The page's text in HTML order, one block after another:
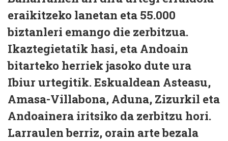
eraikitzeko lanetan eta 55.000
biztanleri emango die zerbitzua.
Ikaztegietatik hasi, eta Andoain
bitarteko herriek jasoko dute ura
Ibiur urtegitik. Eskualdean Asteasu,
Amasa-Villabona, Aduna, Zizurkil eta
Andoainera iritsiko da zerbitzu hori.
Larraulen berriz, orain arte bezala